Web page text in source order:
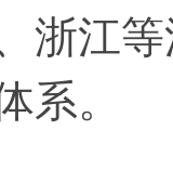
浙江
系。